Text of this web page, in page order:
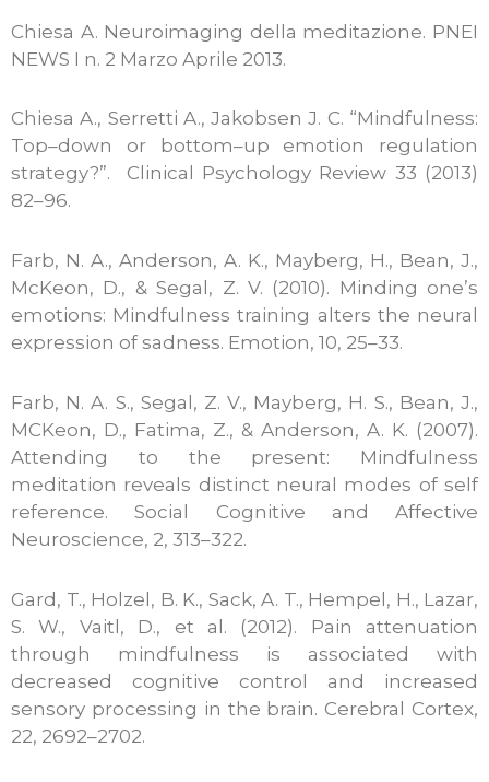
Chiesa A. Neuroimaging della meditazione. PNEI
NEWS I n. 2 Marzo Aprile 2013.
Chiesa A., Serretti A., Jakobsen J. C. “Mindfulness:
Top–down or bottom–up emotion regulation
strategy?”. Clinical Psychology Review 33 (2013)
82–96.
Farb, N. A., Anderson, A. K., Mayberg, H., Bean, J.,
McKeon, D., & Segal, Z. V. (2010). Minding one’s
emotions: Mindfulness training alters the neural
expression of sadness. Emotion, 10, 25–33.
Farb, N. A. S., Segal, Z. V., Mayberg, H. S., Bean, J.,
MCKeon, D., Fatima, Z., & Anderson, A. K. (2007).
Attending to the present: Mindfulness
meditation reveals distinct neural modes of self
reference. Social Cognitive and Affective
Neuroscience, 2, 313–322.
Gard, T., Holzel, B. K., Sack, A. T., Hempel, H., Lazar,
S. W., Vaitl, D., et al. (2012). Pain attenuation
through mindfulness is associated with
decreased cognitive control and increased
sensory processing in the brain. Cerebral Cortex,
22, 2692–2702.